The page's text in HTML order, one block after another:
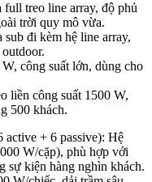
treo line array, độ phủ
trời quy mô vừa.
đi kèm hệ line array,
công suất lớn, dùng cho
liền công suất 1500 W,
500 khách.
+ 6 passive): Hệ
W/cặp), phù hợp với
sự kiện hàng nghìn khách.